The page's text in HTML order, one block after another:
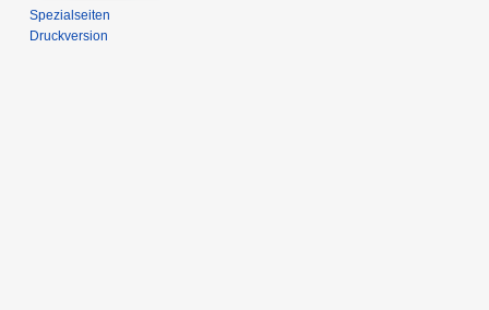
Spezialseiten
Druckversion